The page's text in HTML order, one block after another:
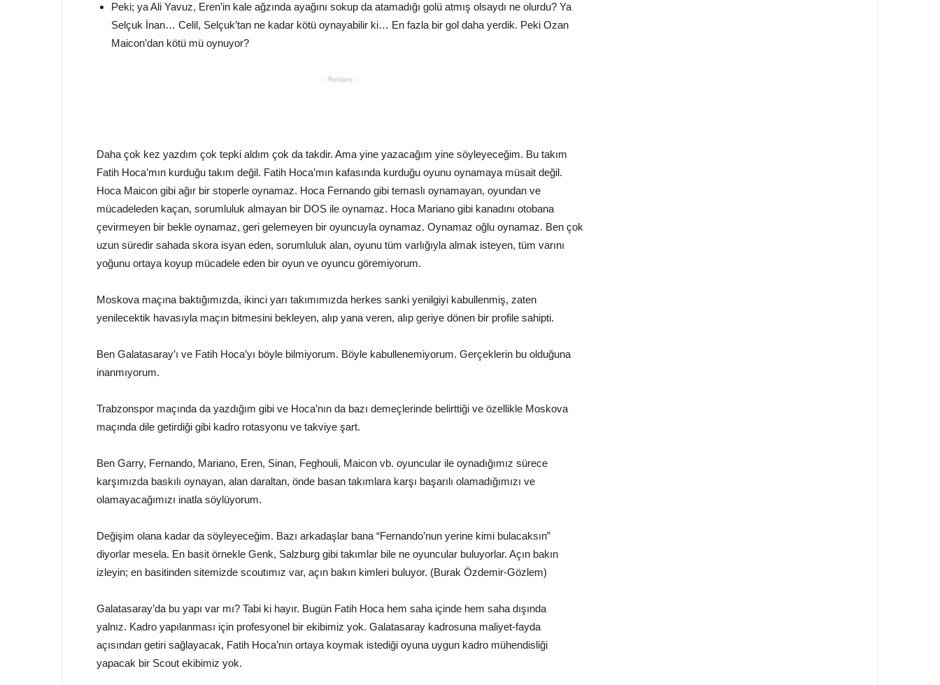
Peki; ya Ali Yavuz, Eren’in kale ağzında ayağını sokup da atamadığı golü atmış olsaydı ne olurdu? Ya
Selçuk İnan… Celil, Selçuk’tan ne kadar kötü oynayabilir ki… En fazla bir gol daha yerdik. Peki Ozan
Maicon’dan kötü mü oynuyor?
- Reklam -
Daha çok kez yazdım çok tepki aldım çok da takdir. Ama yine yazacağım yine söyleyeceğim. Bu takım
Fatih Hoca’mın kurduğu takım değil. Fatih Hoca’mın kafasında kurduğu oyunu oynamaya müsait değil.
Hoca Maicon gibi ağır bir stoperle oynamaz. Hoca Fernando gibi temaslı oynamayan, oyundan ve
mücadeleden kaçan, sorumluluk almayan bir DOS ile oynamaz. Hoca Mariano gibi kanadını otobana
çevirmeyen bir bekle oynamaz, geri gelemeyen bir oyuncuyla oynamaz. Oynamaz oğlu oynamaz. Ben çok
uzun süredir sahada skora isyan eden, sorumluluk alan, oyunu tüm varlığıyla almak isteyen, tüm varını
yoğunu ortaya koyup mücadele eden bir oyun ve oyuncu göremiyorum.
Moskova maçına baktığımızda, ikinci yarı takımımızda herkes sanki yenilgiyi kabullenmiş, zaten
yenilecektik havasıyla maçın bitmesini bekleyen, alıp yana veren, alıp geriye dönen bir profile sahipti.
Ben Galatasaray’ı ve Fatih Hoca’yı böyle bilmiyorum. Böyle kabullenemiyorum. Gerçeklerin bu olduğuna
inanmıyorum.
Trabzonspor maçında da yazdığım gibi ve Hoca’nın da bazı demeçlerinde belirttiği ve özellikle Moskova
maçında dile getirdiği gibi kadro rotasyonu ve takviye şart.
Ben Garry, Fernando, Mariano, Eren, Sinan, Feghouli, Maicon vb. oyuncular ile oynadığımız sürece
karşımızda baskılı oynayan, alan daraltan, önde basan takımlara karşı başarılı olamadığımızı ve
olamayacağımızı inatla söylüyorum.
Değişim olana kadar da söyleyeceğim. Bazı arkadaşlar bana “Fernando’nun yerine kimi bulacaksın”
diyorlar mesela. En basit örnekle Genk, Salzburg gibi takımlar bile ne oyuncular buluyorlar. Açın bakın
izleyin; en basitinden sitemizde scoutımız var, açın bakın kimleri buluyor. (Burak Özdemir-Gözlem)
Galatasaray’da bu yapı var mı? Tabi ki hayır. Bugün Fatih Hoca hem saha içinde hem saha dışında
yalnız. Kadro yapılanması için profesyonel bir ekibimiz yok. Galatasaray kadrosuna maliyet-fayda
açısından getiri sağlayacak, Fatih Hoca’nın ortaya koymak istediği oyuna uygun kadro mühendisliği
yapacak bir Scout ekibimiz yok.